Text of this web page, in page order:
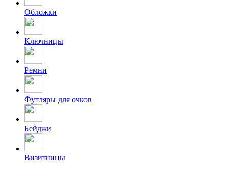
Обложки
Ключницы
Ремни
Футляры для очков
Бейджи
Визитницы